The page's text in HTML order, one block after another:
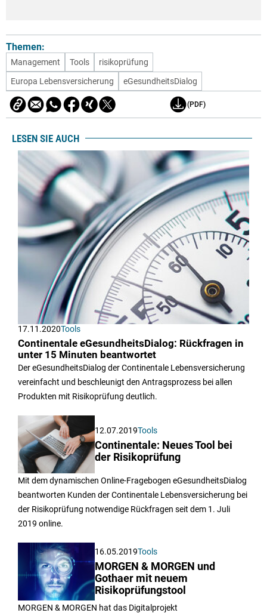
Themen:
Management Tools
risikoprüfung
Europa Lebensversicherung
eGesundheitsDialog
(PDF)
LESEN SIE AUCH
17.11.2020Tools
Continentale eGesundheitsDialog: Rückfragen in
unter 15 Minuten beantwortet
Der eGesundheitsDialog der Continentale Lebensversicherung
vereinfacht und beschleunigt den Antragsprozess bei allen
Produkten mit Risikoprüfung deutlich.
12.07.2019Tools
Continentale: Neues Tool bei
der Risikoprüfung
Mit dem dynamischen Online-Fragebogen eGesundheitsDialog
beantworten Kunden der Continentale Lebensversicherung bei
der Risikoprüfung notwendige Rückfragen seit dem 1. Juli
2019 online.
16.05.2019Tools
MORGEN & MORGEN und
Gothaer mit neuem
Risikoprüfungstool
MORGEN & MORGEN hat das Digitalprojekt